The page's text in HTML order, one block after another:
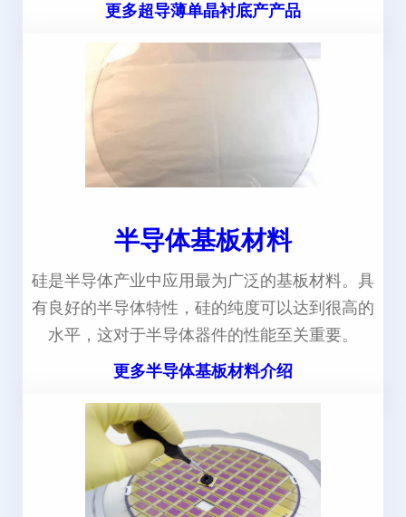
更多超导薄单晶衬底产产品
半导体基板材料
硅是半导体产业中应用最为广泛的基板材料。具
有良好的半导体特性，硅的纯度可以达到很高的
水平，这对于半导体器件的性能至关重要。
更多半导体基板材料介绍